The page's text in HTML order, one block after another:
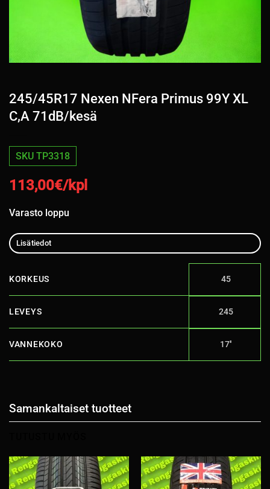
245/45R17 Nexen NFera Primus 99Y XL
C,A 71dB/kesä
SKU TP3318
113,00€/kpl
Varasto loppu
Lisätiedot
KORKEUS 45
LEVEYS 245
VANNEKOKO 17''
Samankaltaiset tuotteet